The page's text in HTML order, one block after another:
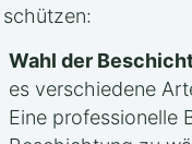
Wahl der
es verschiedene
Eine professionelle